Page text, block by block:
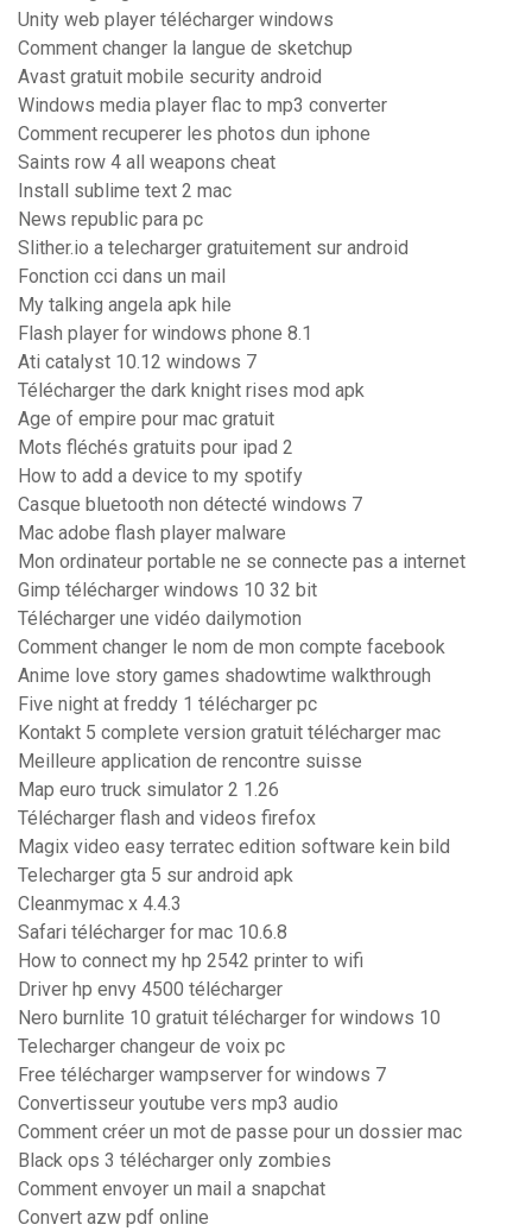
Unity web player télécharger windows
Comment changer la langue de sketchup
Avast gratuit mobile security android
Windows media player flac to mp3 converter
Comment recuperer les photos dun iphone
Saints row 4 all weapons cheat
Install sublime text 2 mac
News republic para pc
Slither.io a telecharger gratuitement sur android
Fonction cci dans un mail
My talking angela apk hile
Flash player for windows phone 8.1
Ati catalyst 10.12 windows 7
Télécharger the dark knight rises mod apk
Age of empire pour mac gratuit
Mots fléchés gratuits pour ipad 2
How to add a device to my spotify
Casque bluetooth non détecté windows 7
Mac adobe flash player malware
Mon ordinateur portable ne se connecte pas a internet
Gimp télécharger windows 10 32 bit
Télécharger une vidéo dailymotion
Comment changer le nom de mon compte facebook
Anime love story games shadowtime walkthrough
Five night at freddy 1 télécharger pc
Kontakt 5 complete version gratuit télécharger mac
Meilleure application de rencontre suisse
Map euro truck simulator 2 1.26
Télécharger flash and videos firefox
Magix video easy terratec edition software kein bild
Telecharger gta 5 sur android apk
Cleanmymac x 4.4.3
Safari télécharger for mac 10.6.8
How to connect my hp 2542 printer to wifi
Driver hp envy 4500 télécharger
Nero burnlite 10 gratuit télécharger for windows 10
Telecharger changeur de voix pc
Free télécharger wampserver for windows 7
Convertisseur youtube vers mp3 audio
Comment créer un mot de passe pour un dossier mac
Black ops 3 télécharger only zombies
Comment envoyer un mail a snapchat
Convert azw pdf online